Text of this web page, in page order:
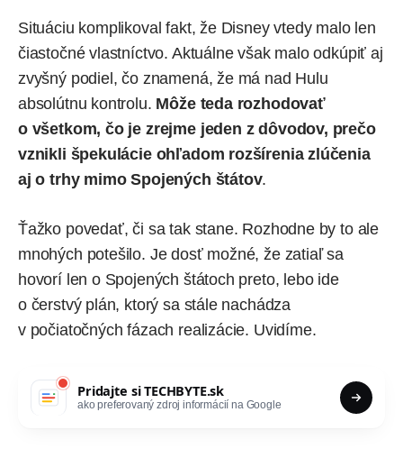
Situáciu komplikoval fakt, že Disney vtedy malo len
čiastočné vlastníctvo. Aktuálne však malo odkúpiť aj
zvyšný podiel, čo znamená, že má nad Hulu
absolútnu kontrolu. Môže teda rozhodovať
o všetkom, čo je zrejme jeden z dôvodov, prečo
vznikli špekulácie ohľadom rozšírenia zlúčenia
aj o trhy mimo Spojených štátov.
Ťažko povedať, či sa tak stane. Rozhodne by to ale
mnohých potešilo. Je dosť možné, že zatiaľ sa
hovorí len o Spojených štátoch preto, lebo ide
o čerstvý plán, ktorý sa stále nachádza
v počiatočných fázach realizácie. Uvidíme.
Pridajte siTECHBYTE.sk
ako preferovaný zdroj informácií na Google